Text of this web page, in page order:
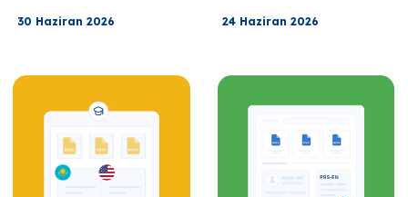
diğer uyumluluk
materyalleri için
onaylı Birmanca-
İngilizce çeviri
hizmeti alın.
30 Haziran 2026
onaylı Tayca-
İngilizce çeviri
24 Haziran 2026